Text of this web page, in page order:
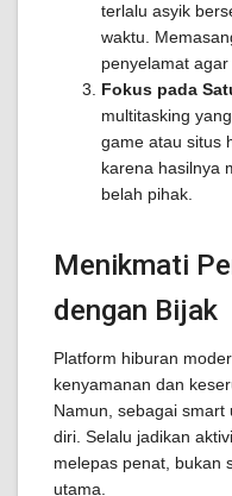
terlalu asyik
waktu.
penyelamat agar
Fokus pada
multitasking
game atau situs
karena hasilnya
belah pihak.
Menikmati
dengan Bijak
Platform hiburan
kenyamanan dan
Namun, sebagai smart
diri. Selalu jadikan
melepas penat, bukan
utama.